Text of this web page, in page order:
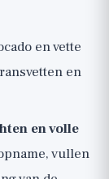
en vette
en
en volle
vullen